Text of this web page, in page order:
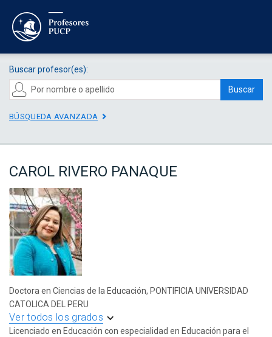
Buscar profesor(es):
Buscar
BÚSQUEDA AVANZADA
CAROL RIVERO PANAQUE
Doctora en Ciencias de la Educación, PONTIFICIA UNIVERSIDAD
CATOLICA DEL PERU
Ver todos los grados
Licenciado en Educación con especialidad en Educación para el